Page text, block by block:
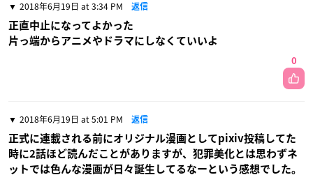
2018年6月19日 at 3:34 PM 返信
正直中止になってよかった
片っ端からアニメやドラマにしなくていいよ
0
2018年6月19日 at 5:01 PM 返信
正式に連載される前にオリジナル漫画としてpixiv投稿してた
時に2話ほど読んだことがありますが、犯罪美化とは思わずネ
ットでは色んな漫画が日々誕生してるなーという感想でした。